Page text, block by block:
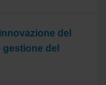
del
gestione del